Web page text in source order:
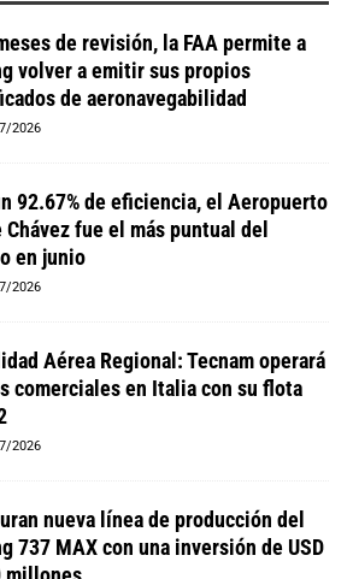
de revisión, la FAA permite a
volver a emitir sus propios
de aeronavegabilidad
2026
92.67% de eficiencia, el Aeropuerto
Chávez fue el más puntual del
en junio
2026
Aérea Regional: Tecnam operará
comerciales en Italia con su flota
2026
nueva línea de producción del
737 MAX con una inversión de USD